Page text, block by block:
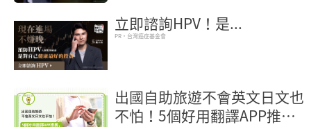
立即諮詢HPV！是...
PR・台灣癌症基金會
出國自助旅遊不會英文日文也
不怕！5個好用翻譯APP推